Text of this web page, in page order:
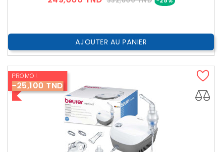
AJOUTER AU PANIER
PROMO !
-25,100 TND